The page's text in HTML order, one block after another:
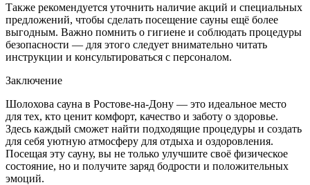
Также рекомендуется уточнить наличие акций и специальных
предложений, чтобы сделать посещение сауны ещё более
выгодным. Важно помнить о гигиене и соблюдать процедуры
безопасности — для этого следует внимательно читать
инструкции и консультироваться с персоналом.
Заключение
Шолохова сауна в Ростове-на-Дону — это идеальное место
для тех, кто ценит комфорт, качество и заботу о здоровье.
Здесь каждый сможет найти подходящие процедуры и создать
для себя уютную атмосферу для отдыха и оздоровления.
Посещая эту сауну, вы не только улучшите своё физическое
состояние, но и получите заряд бодрости и положительных
эмоций.